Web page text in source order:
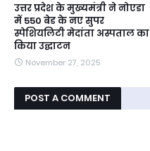
उत्तर प्रदेश के मुख्यमंत्री ने नोएडा
में 550 बेड के नए सुपर
स्पेशियलिटी मेदांता अस्पताल का
किया उद्घाटन
November 27, 2025
POST A COMMENT